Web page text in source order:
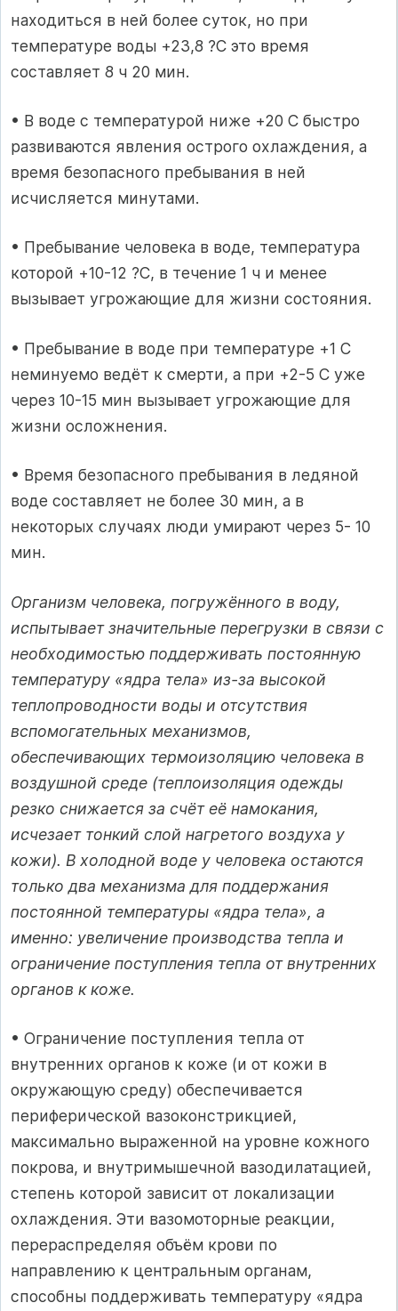
находиться в ней более суток, но при
температуре воды +23,8 ?C это время
составляет 8 ч 20 мин.
• В воде с температурой ниже +20 C быстро
развиваются явления острого охлаждения, а
время безопасного пребывания в ней
исчисляется минутами.
• Пребывание человека в воде, температура
которой +10-12 ?C, в течение 1 ч и менее
вызывает угрожающие для жизни состояния.
• Пребывание в воде при температуре +1 C
неминуемо ведёт к смерти, а при +2-5 C уже
через 10-15 мин вызывает угрожающие для
жизни осложнения.
• Время безопасного пребывания в ледяной
воде составляет не более 30 мин, а в
некоторых случаях люди умирают через 5- 10
мин.
Организм человека, погружённого в воду,
испытывает значительные перегрузки в связи с
необходимостью поддерживать постоянную
температуру «ядра тела» из-за высокой
теплопроводности воды и отсутствия
вспомогательных механизмов,
обеспечивающих термоизоляцию человека в
воздушной среде (теплоизоляция одежды
резко снижается за счёт её намокания,
исчезает тонкий слой нагретого воздуха у
кожи). В холодной воде у человека остаются
только два механизма для поддержания
постоянной температуры «ядра тела», а
именно: увеличение производства тепла и
ограничение поступления тепла от внутренних
органов к коже.
• Ограничение поступления тепла от
внутренних органов к коже (и от кожи в
окружающую среду) обеспечивается
периферической вазоконстрикцией,
максимально выраженной на уровне кожного
покрова, и внутримышечной вазодилатацией,
степень которой зависит от локализации
охлаждения. Эти вазомоторные реакции,
перераспределяя объём крови по
направлению к центральным органам,
способны поддерживать температуру «ядра